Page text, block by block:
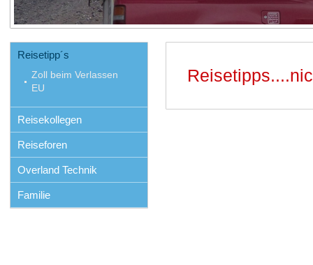
Reisetipp´s
Zoll beim Verlassen
EU
Reisekollegen
Reiseforen
Overland Technik
Familie